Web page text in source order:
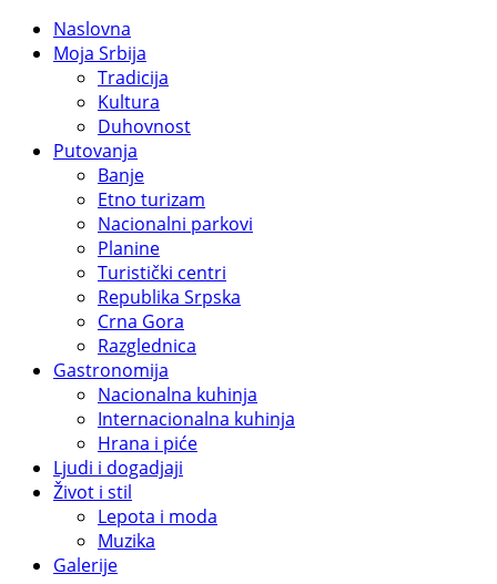
Naslovna
Moja Srbija
Tradicija
Kultura
Duhovnost
Putovanja
Banje
Etno turizam
Nacionalni parkovi
Planine
Turistički centri
Republika Srpska
Crna Gora
Razglednica
Gastronomija
Nacionalna kuhinja
Internacionalna kuhinja
Hrana i piće
Ljudi i dogadjaji
Život i stil
Lepota i moda
Muzika
Galerije